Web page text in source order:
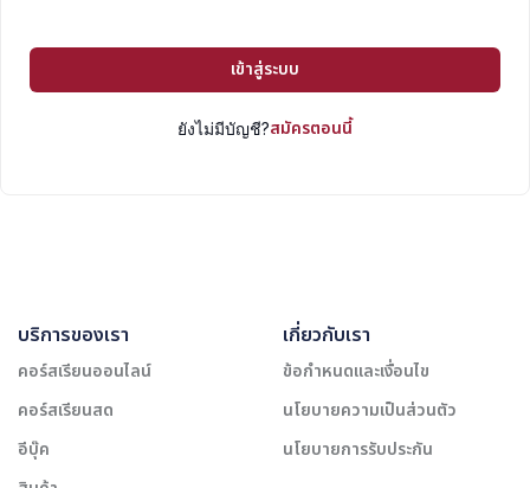
เข้าสู่ระบบ
ยังไม่มีบัญชี?สมัครตอนนี้
บริการของเรา
คอร์สเรียนออนไลน์
คอร์สเรียนสด
อีบุ๊ค
เกี่ยวกับเรา
ข้อกำหนดและเงื่อนไข
นโยบายความเป็นส่วนตัว
นโยบายการรับประกัน